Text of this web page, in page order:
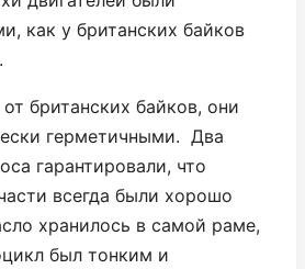
как у британских байков
британских байков, они
герметичными. Два
гарантировали, что
всегда были хорошо
хранилось в самой раме,
был тонким и